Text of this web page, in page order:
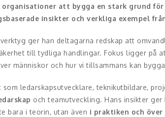
organisationer att bygga en stark grund
insikter och verkliga exempel
ger han deltagarna redskap att
till tydliga handlingar. Fokus ligger på
människor och hur vi tillsammans kan
ledarskapsutvecklare, teknikutbildare,
och teamutveckling. Hans insikter
bara i teorin, utan även i praktiken och